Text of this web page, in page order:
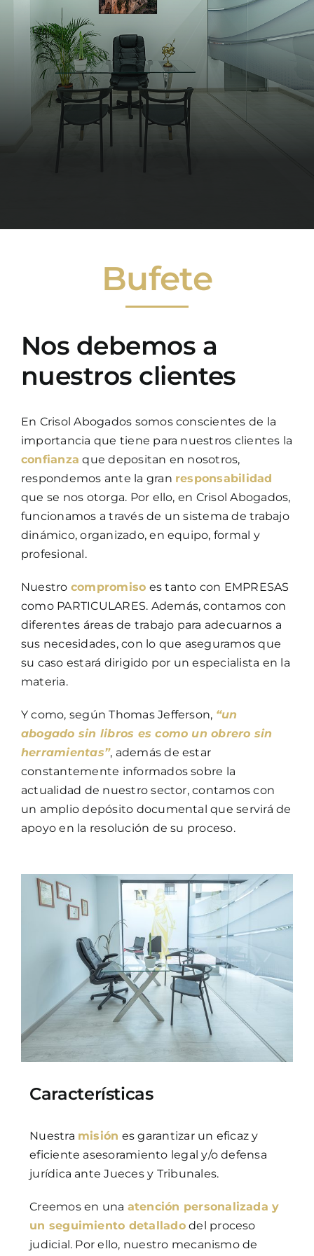
Bufete
Nos debemos a
nuestros clientes
En Crisol Abogados somos conscientes de la
importancia que tiene para nuestros clientes la
confianza que depositan en nosotros,
respondemos ante la gran responsabilidad
que se nos otorga. Por ello, en Crisol Abogados,
funcionamos a través de un sistema de trabajo
dinámico, organizado, en equipo, formal y
profesional.
Nuestro compromiso es tanto con EMPRESAS
como PARTICULARES. Además, contamos con
diferentes áreas de trabajo para adecuarnos a
sus necesidades, con lo que aseguramos que
su caso estará dirigido por un especialista en la
materia.
Y como, según Thomas Jefferson, “un
abogado sin libros es como un obrero sin
herramientas”, además de estar
constantemente informados sobre la
actualidad de nuestro sector, contamos con
un amplio depósito documental que servirá de
apoyo en la resolución de su proceso.
Características
Nuestra misión es garantizar un eficaz y
eficiente asesoramiento legal y/o defensa
jurídica ante Jueces y Tribunales.
Creemos en una atención personalizada y
un seguimiento detalladodel proceso
judicial. Por ello, nuestro mecanismo de